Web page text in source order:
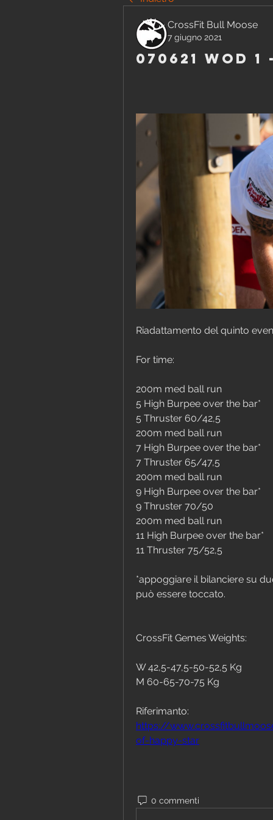
CrossFit Bull Moose
7 giugno 2021
070621 WOD
Riadattamento del quinto
For time:
200m med ball run
5 High Burpee over the bar*
5 Thruster 60/42,5
200m med ball run
7 High Burpee over the bar*
7 Thruster 65/47,5
200m med ball run
9 High Burpee over the bar*
9 Thruster 70/50
200m med ball run
11 High Burpee over the bar*
11 Thruster 75/52,5
*appoggiare il bilanciere su
può essere toccato.
CrossFit Gemes Weights:
W 42,5-47,5-50-52,5 Kg
M 60-65-70-75 Kg
Riferimanto:
https://
of-happy-star
0 commenti